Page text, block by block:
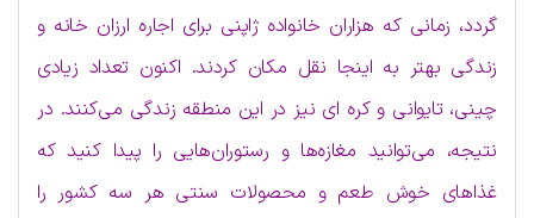
گردد، زمانی که هزاران خانواده ژاپنی برای اجاره ارزان خانه و
زندگی بهتر به اینجا نقل مکان کردند. اکنون تعداد زیادی
چینی، تایوانی و کره ای نیز در این منطقه زندگی می‌کنند. در
نتیجه، می‌توانید مغازه‌ها و رستوران‌هایی را پیدا کنید که
غذاهای خوش طعم و محصولات سنتی هر سه کشور را